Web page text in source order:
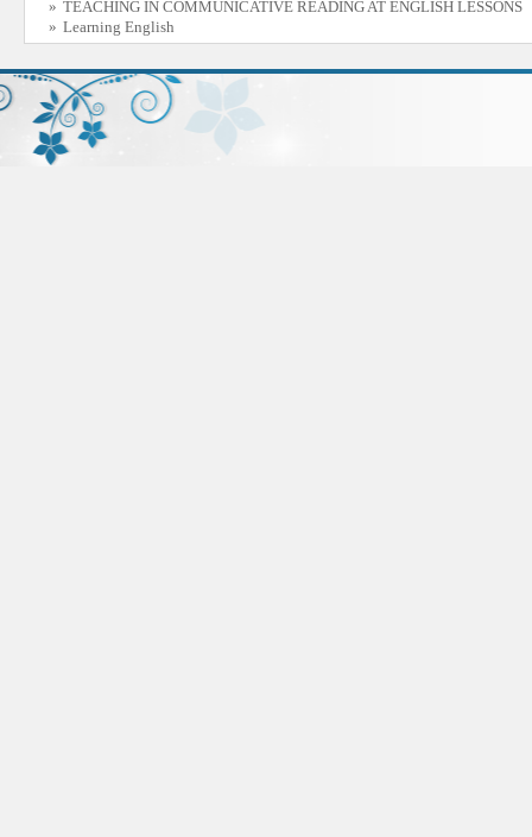
» TEACHING IN COMMUNICATIVE READING AT ENGLISH LESSONS
» Learning English